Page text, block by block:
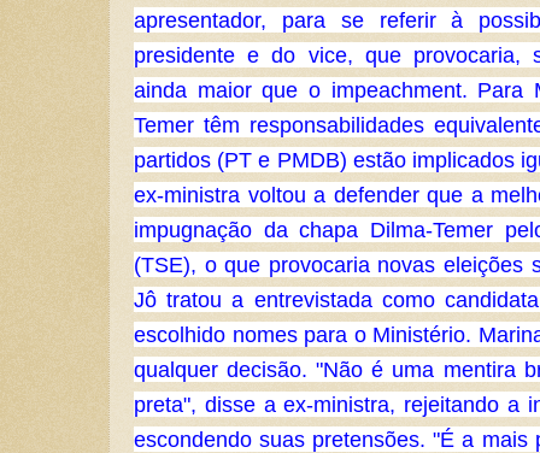
apresentador, para se referir à
presidente e do vice, que provocaria,
ainda maior que o impeachment. Para
Temer têm responsabilidades
partidos (PT e PMDB) estão implicados
ex-ministra voltou a defender que a
impugnação da chapa Dilma-Temer
(TSE), o que provocaria novas eleições
Jô tratou a entrevistada como
escolhido nomes para o Ministério.
qualquer decisão. "Não é uma mentira
preta", disse a ex-ministra, rejeitando a
escondendo suas pretensões. "É a mais